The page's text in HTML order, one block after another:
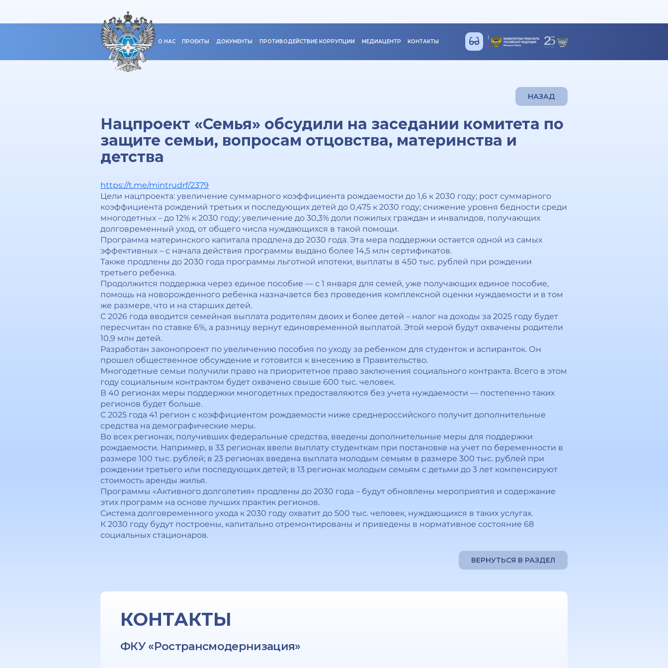
О НАС ПРОЕКТЫ ДОКУМЕНТЫ ПРОТИВОДЕЙСТВИЕ КОРРУПЦИИ МЕДИАЦЕНТР КОНТАКТЫ
НАЗАД
Нацпроект «Семья» обсудили на заседании комитета по
защите семьи, вопросам отцовства, материнства и
детства
https://t.me/mintrudrf/2379
Цели нацпроекта: увеличение суммарного коэффициента рождаемости до 1,6 к 2030 году; рост суммарного
коэффициента рождений третьих и последующих детей до 0,475 к 2030 году; снижение уровня бедности среди
многодетных – до 12% к 2030 году; увеличение до 30,3% доли пожилых граждан и инвалидов, получающих
долговременный уход, от общего числа нуждающихся в такой помощи.
Программа материнского капитала продлена до 2030 года. Эта мера поддержки остается одной из самых
эффективных – с начала действия программы выдано более 14,5 млн сертификатов.
Также продлены до 2030 года программы льготной ипотеки, выплаты в 450 тыс. рублей при рождении
третьего ребенка.
Продолжится поддержка через единое пособие — с 1 января для семей, уже получающих единое пособие,
помощь на новорожденного ребенка назначается без проведения комплексной оценки нуждаемости и в том
же размере, что и на старших детей.
С 2026 года вводится семейная выплата родителям двоих и более детей – налог на доходы за 2025 году будет
пересчитан по ставке 6%, а разницу вернут единовременной выплатой. Этой мерой будут охвачены родители
10,9 млн детей.
Разработан законопроект по увеличению пособия по уходу за ребенком для студенток и аспиранток. Он
прошел общественное обсуждение и готовится к внесению в Правительство.
Многодетные семьи получили право на приоритетное право заключения социального контракта. Всего в этом
году социальным контрактом будет охвачено свыше 600 тыс. человек.
В 40 регионах меры поддержки многодетных предоставляются без учета нуждаемости — постепенно таких
регионов будет больше.
С 2025 года 41 регион с коэффициентом рождаемости ниже среднероссийского получит дополнительные
средства на демографические меры.
Во всех регионах, получивших федеральные средства, введены дополнительные меры для поддержки
рождаемости. Например, в 33 регионах ввели выплату студенткам при постановке на учет по беременности в
размере 100 тыс. рублей; в 23 регионах введена выплата молодым семьям в размере 300 тыс. рублей при
рождении третьего или последующих детей; в 13 регионах молодым семьям с детьми до 3 лет компенсируют
стоимость аренды жилья.
Программы «Активного долголетия» продлены до 2030 года – будут обновлены мероприятия и содержание
этих программ на основе лучших практик регионов.
Система долговременного ухода к 2030 году охватит до 500 тыс. человек, нуждающихся в таких услугах.
К 2030 году будут построены, капитально отремонтированы и приведены в нормативное состояние 68
социальных стационаров.
ВЕРНУТЬСЯ В РАЗДЕЛ
КОНТАКТЫ
ФКУ «Ространсмодернизация»